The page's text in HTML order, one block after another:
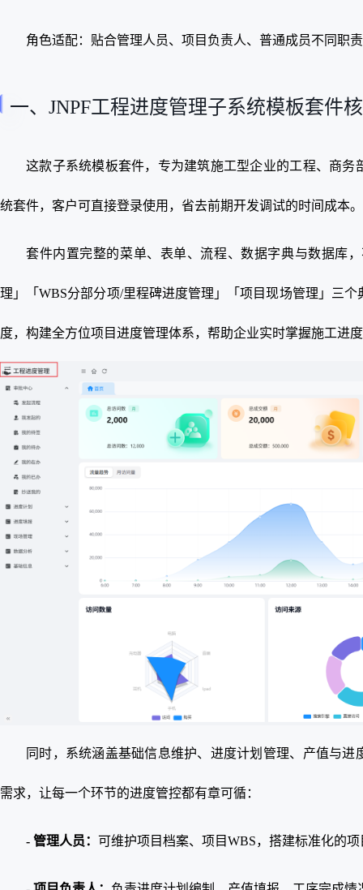
角色适配： 贴合管理人员、项目负责人、普通成员不同职
一、JNPF工程进度管理子系统模板套件
这款子系统模板套件，专为建筑施工型企业的工程、商
统套件，客户可直接登录使用，省去前期开发调试的时间成本。
套件内置完整的菜单、表单、流程、数据字典与数据库
理」「WBS分部分项/里程碑进度管理」「项目现场管理」三
度，构建全方位项目进度管理体系，帮助企业实时掌握施工进
同时，系统涵盖基础信息维护、进度计划管理、产值与
需求，让每一个环节的进度管控都有章可循：
- 管理人员： 可维护项目档案、项目WBS，搭建标准化的